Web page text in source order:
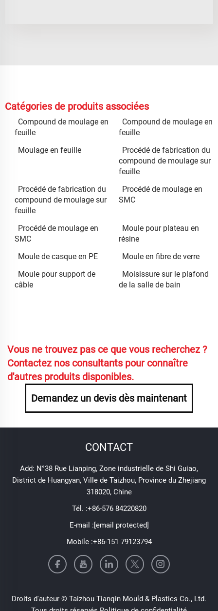
Catégories de produits associées
Compound de moulage en
feuille
Compound de moulage en
feuille
Moulage en feuille
Procédé de fabrication du
compound de moulage sur
feuille
Procédé de fabrication du
compound de moulage sur
feuille
Procédé de moulage en
SMC
Procédé de moulage en
SMC
Moule pour plateau en
résine
Moule de casque en PE
Moule en fibre de verre
Moule pour support de
câble
Moisissure sur le plafond
de la salle de bain
Vous ne trouvez pas ce que vous recherchez ?
Contactez nos consultants pour connaître
d'autres produits disponibles.
Demandez un devis dès maintenant
CONTACT
Add: N°38 Rue Lianping, Zone industrielle de Shi Guiao,
District de Huangyan, Ville de Taizhou, Province du Zhejiang
318020, Chine
Tél. :+86-576 84220820
E-mail :[email protected]
Mobile :+86-151 79123794
Droits d'auteur © Taizhou Tianqin Mould & Plastics Co., Ltd.